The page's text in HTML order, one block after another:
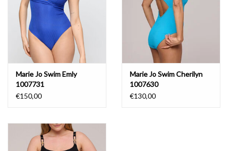
Marie Jo Swim Emly
1007731
€150,00
Marie Jo Swim Cherilyn
1007630
€130,00